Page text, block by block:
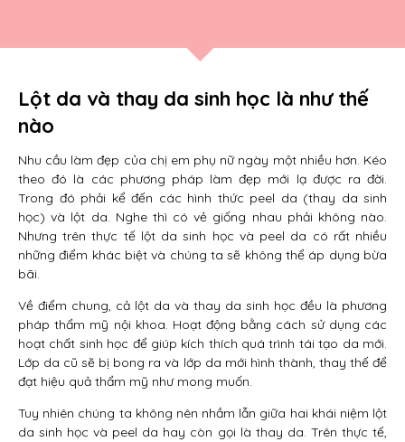
Lột da và thay da sinh học là như thế
nào
Nhu cầu làm đẹp của chị em phụ nữ ngày một nhiều hơn. Kéo
theo đó là các phương pháp làm đẹp mới lạ được ra đời.
Trong đó phải kể đến các hình thức peel da (thay da sinh
học) và lột da. Nghe thì có vẻ giống nhau phải không nào.
Nhưng trên thực tế lột da sinh học và peel da có rất nhiều
những điểm khác biệt và chúng ta sẽ không thể áp dụng bừa
bãi.
Về điểm chung, cả lột da và thay da sinh học đều là phương
pháp thẩm mỹ nội khoa. Hoạt động bằng cách sử dụng các
hoạt chất sinh học để giúp kích thích quá trình tái tạo da mới.
Lớp da cũ sẽ bị bong ra và lớp da mới hình thành, thay thế để
đạt hiệu quả thẩm mỹ như mong muốn.
Tuy nhiên chúng ta không nên nhầm lẫn giữa hai khái niệm lột
da sinh học và peel da hay còn gọi là thay da. Trên thực tế,